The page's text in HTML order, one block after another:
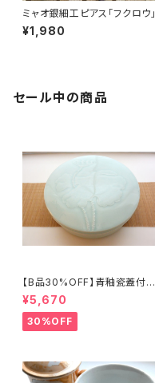
ミャオ銀細工ピアス「フクロウ」
¥1,980
セール中の商品
【B品30%OFF】青釉瓷蓋付盒
（蓮の実）
¥5,670
30%OFF